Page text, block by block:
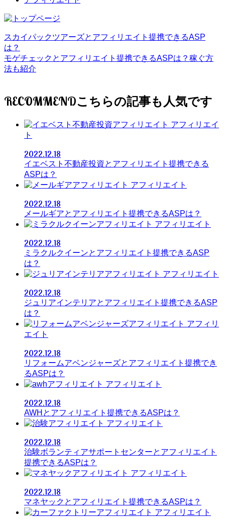
スカイパックツアーズとアフィリエイト提携できるASP
は？
モゲチェックとアフィリエイト提携できるASPは？稼ぐ方
法も紹介
RECOMMEND
アフィリエイ
ト
2022.12.18
イエベスト不動産投資とアフィリエイト提携できる
ASPは？
アフィリエイト
2022.12.18
メールギアとアフィリエイト提携できるASPは？
アフィリエイト
2022.12.18
ミラクルクイーンとアフィリエイト提携できるASP
は？
アフィリエイト
2022.12.18
ジュリアインテリアとアフィリエイト提携できるASP
は？
アフィリ
エイト
2022.12.18
リフォームアベンジャーズとアフィリエイト提携でき
るASPは？
アフィリエイト
2022.12.18
AWHとアフィリエイト提携できるASPは？
アフィリエイト
2022.12.18
治験ボランティアサポートセンターとアフィリエイト
提携できるASPは？
アフィリエイト
2022.12.18
マネヤックとアフィリエイト提携できるASPは？
アフィリエイト